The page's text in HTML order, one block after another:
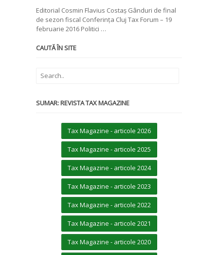
Editorial Cosmin Flavius Costaș Gânduri de final
de sezon fiscal Conferința Cluj Tax Forum – 19
februarie 2016 Politici …
CAUTĂ ÎN SITE
SUMAR: REVISTA TAX MAGAZINE
Tax Magazine - articole 2026
Tax Magazine - articole 2025
Tax Magazine - articole 2024
Tax Magazine - articole 2023
Tax Magazine - articole 2022
Tax Magazine - articole 2021
Tax Magazine - articole 2020